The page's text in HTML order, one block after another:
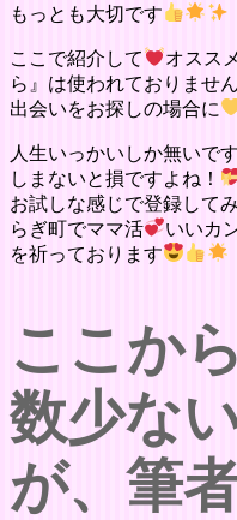
もっとも大切です
ここで紹介して
オスス
ら』は使われておりませ
出会いをお探しの場合に
人生いっかいしか無いで
しまないと損ですよね！
お試しな感じで登録して
らぎ町でママ活
いいカ
を祈っております
ここか
数少な
が、筆